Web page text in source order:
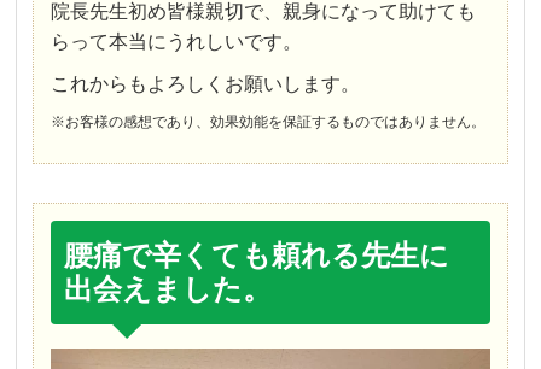
院長先生初め皆様親切で、親身になって助けても
らって本当にうれしいです。
これからもよろしくお願いします。
※お客様の感想であり、効果効能を保証するものではありません。
腰痛で辛くても頼れる先生に
出会えました。